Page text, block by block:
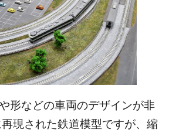
形などの車両のデザインが非
現された鉄道模型ですが、縮